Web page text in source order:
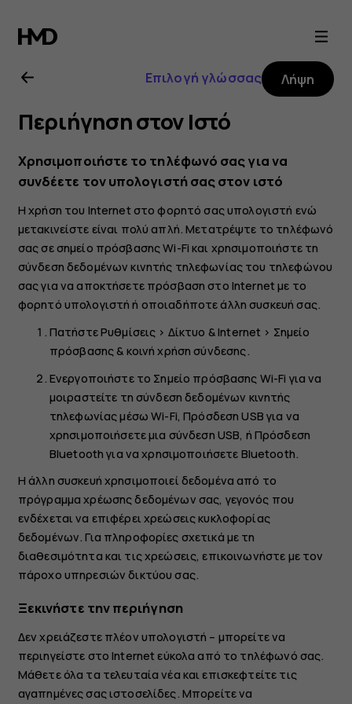
Οδηγίες
χρήσης
Nokia
5.3
Επιλογή γλώσσας Λήψη
Περιήγηση στον Ιστό
Χρησιμοποιήστε το τηλέφωνό σας για να
συνδέετε τον υπολογιστή σας στον ιστό
Η χρήση του Internet στο φορητό σας υπολογιστή ενώ
μετακινείστε είναι πολύ απλή. Μετατρέψτε το τηλέφωνό
σας σε σημείο πρόσβασης Wi-Fi και χρησιμοποιήστε τη
σύνδεση δεδομένων κινητής τηλεφωνίας του τηλεφώνου
σας για να αποκτήσετε πρόσβαση στο Internet με το
φορητό υπολογιστή ή οποιαδήποτε άλλη συσκευή σας.
ΠατήστεΡυθμίσεις > Δίκτυο & Internet > Σημείο
πρόσβασης & κοινή χρήση σύνδεσης.
Ενεργοποιήστε το Σημείο πρόσβασης Wi-Fi για να
μοιραστείτε τη σύνδεση δεδομένων κινητής
τηλεφωνίας μέσω Wi-Fi,Πρόσδεση USB για να
χρησιμοποιήσετε μια σύνδεση USB, ή Πρόσδεση
Bluetooth για να χρησιμοποιήσετε Bluetooth.
Η άλλη συσκευή χρησιμοποιεί δεδομένα από το
πρόγραμμα χρέωσης δεδομένων σας, γεγονός που
ενδέχεται να επιφέρει χρεώσεις κυκλοφορίας
δεδομένων. Για πληροφορίες σχετικά με τη
διαθεσιμότητα και τις χρεώσεις, επικοινωνήστε με τον
πάροχο υπηρεσιών δικτύου σας.
Ξεκινήστε την περιήγηση
Δεν χρειάζεστε πλέον υπολογιστή – μπορείτε να
περιηγείστε στο Internet εύκολα από το τηλέφωνό σας.
Μάθετε όλα τα τελευταία νέα και επισκεφτείτε τις
αγαπημένες σας ιστοσελίδες. Μπορείτε να